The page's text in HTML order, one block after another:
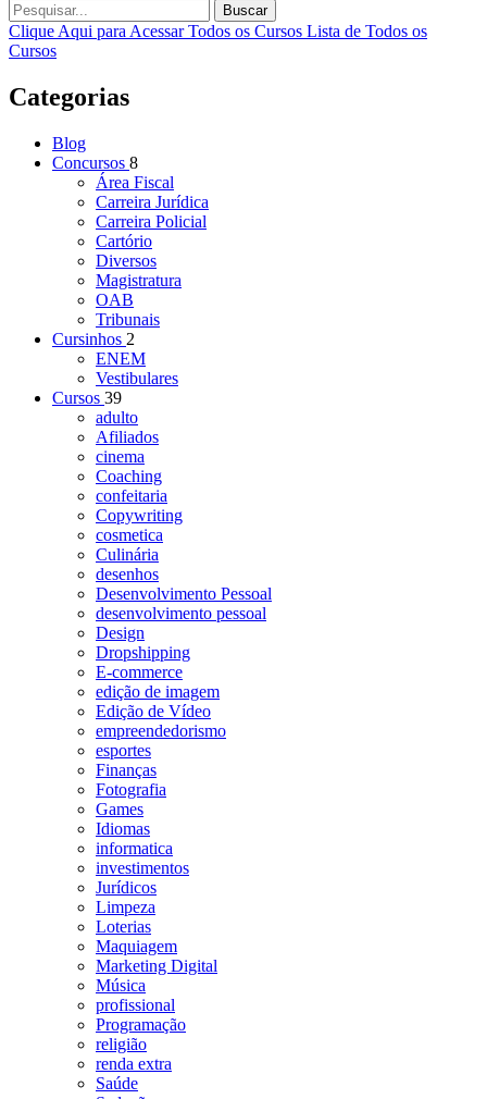
Buscar
Clique Aqui para Acessar Todos os Cursos Lista de Todos os
Cursos
Categorias
Blog
Concursos 8
Área Fiscal
Carreira Jurídica
Carreira Policial
Cartório
Diversos
Magistratura
OAB
Tribunais
Cursinhos 2
ENEM
Vestibulares
Cursos 39
adulto
Afiliados
cinema
Coaching
confeitaria
Copywriting
cosmetica
Culinária
desenhos
Desenvolvimento Pessoal
desenvolvimento pessoal
Design
Dropshipping
E-commerce
edição de imagem
Edição de Vídeo
empreendedorismo
esportes
Finanças
Fotografia
Games
Idiomas
informatica
investimentos
Jurídicos
Limpeza
Loterias
Maquiagem
Marketing Digital
Música
profissional
Programação
religião
renda extra
Saúde